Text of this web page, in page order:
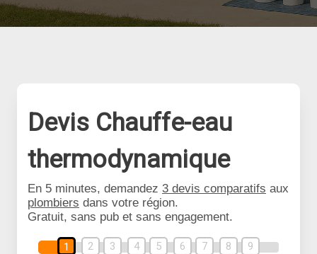
Devis Chauffe-eau
thermodynamique
En 5 minutes, demandez 3 devis comparatifs aux
plombiers dans votre région.
Gratuit, sans pub et sans engagement.
1 2 3 4 5 6 7 8 9